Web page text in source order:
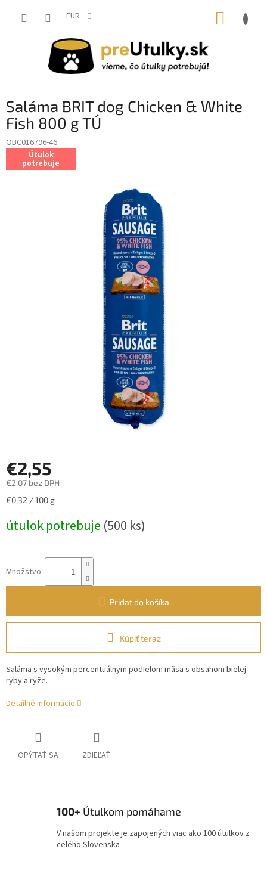
EUR
Saláma BRIT dog Chicken & White
Fish 800 g TÚ
OBC016796-46
Útulok
potrebuje
€2,55
€2,07 bez DPH
Jednotková
€0,32 / 100 g
útulok potrebuje (500 ks)
Množstvo
Pridať do košíka
Kúpiť teraz
Saláma s vysokým percentuálnym podielom mäsa s obsahom bielej
ryby a ryže.
Detailné informácie
OPÝTAŤ SA ZDIEĽAŤ
100+ Útulkom pomáhame
V našom projekte je zapojených viac ako 100 útulkov z
celého Slovenska